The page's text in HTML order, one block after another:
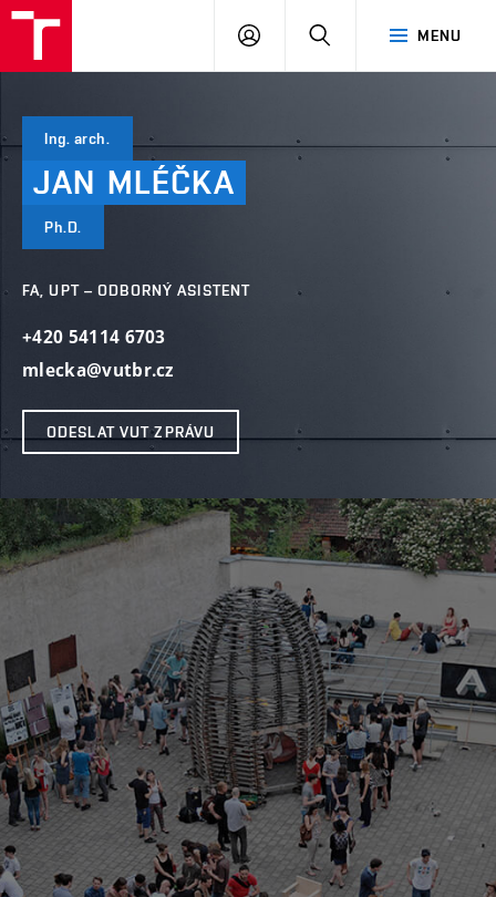
MENU
PŘIHLÁSIT
Ing. arch.
JAN MLÉČKA
Ph.D.
FA, UPT – ODBORNÝ ASISTENT
+420 54114 6703
mlecka@vutbr.cz
ODESLAT VUT ZPRÁVU